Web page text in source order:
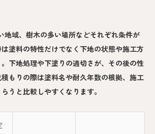
地域、樹木の多い場所などそれぞれ条件が
塗料の特性だけでなく下地の状態や施工方
下地処理や下塗りの適切さが、その後の性
もりの際は塗料名や耐久年数の根拠、施工
うと比較しやすくなります。